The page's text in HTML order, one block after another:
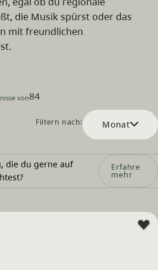
die Musik spürst oder das
mit freundlichen
von84
Filtern nach: Monat
die du gerne auf
Erfahre
mehr